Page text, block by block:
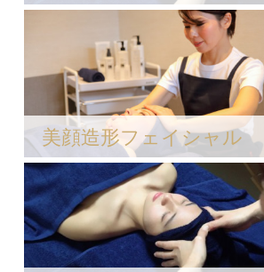
美顔造形フェイシャル